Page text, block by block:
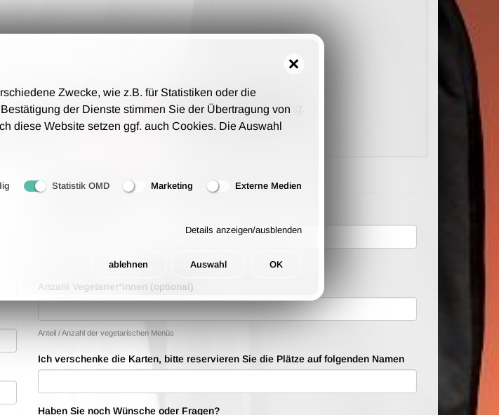
lediglich 1,00 € Portokosten pro Bestellung.
AGB.
Bestellwünsche
Anzahl der Tickets, die Sie bestellen möchten
Anzahl Vegetarier*innen (optional)
Anteil / Anzahl der vegetarischen Menüs
Ich verschenke die Karten, bitte reservieren Sie die Plätze auf folgenden Namen
Haben Sie noch Wünsche oder Fragen?
Zwecke, wie z.B. für Statistiken oder die
der Dienste stimmen Sie der Übertragung von
diese Website setzen ggf. auch Cookies. Die Auswahl
Statistik OMD Marketing Externe Medien
Details anzeigen/ausblenden
ablehnen Auswahl OK